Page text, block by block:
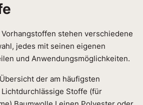
stehen verschiedene
jedes mit seinen eigenen
und Anwendungsmöglichkeiten.
der am häufigsten
Stoffe (für